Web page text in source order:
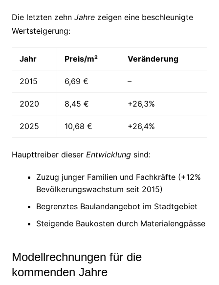
Die letzten zehn Jahrezeigen eine beschleunigte
Wertsteigerung:
Jahr Preis/m² Veränderung
2015 6,69 € –
2020 8,45 € +26,3%
2025 10,68 € +26,4%
Haupttreiber dieser Entwicklungsind:
Zuzug junger Familien und Fachkräfte (+12%
Bevölkerungswachstum seit 2015)
Begrenztes Baulandangebot im Stadtgebiet
Steigende Baukosten durch Materialengpässe
Modellrechnungen für die
kommenden Jahre